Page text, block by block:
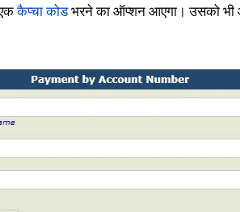
एककैप्चा कोडभरने का ऑप्शन आएगा। उसको भी